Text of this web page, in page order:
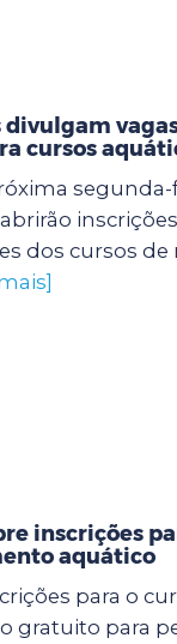
divulgam
cursos
segunda-
dos cursos de
inscrições
aquático
para o
gratuito para